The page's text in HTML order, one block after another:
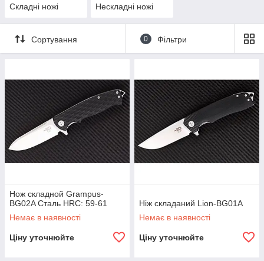
Складні ножі Нескладні ножі
Сортування 0 Фільтри
Нож складной Grampus-
BG02A Сталь HRC: 59-61
Немає в наявності
Ціну уточнюйте
Ніж складаний Lion-BG01A
Немає в наявності
Ціну уточнюйте